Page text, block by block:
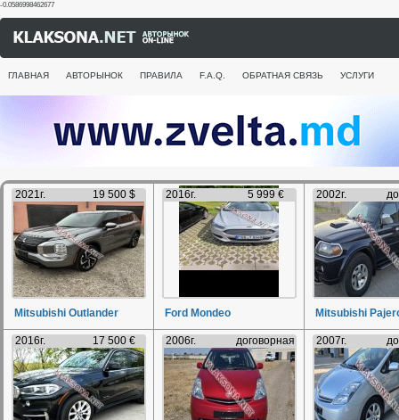
-0.0586998462677
ГЛАВНАЯ АВТОРЫНОК ПРАВИЛА F.A.Q. ОБРАТНАЯ СВЯЗЬ УСЛУГИ
2021г. 19 500 $
Mitsubishi Outlander
2016г. 5 999 €
Ford Mondeo
2002г.
Mitsubishi
2016г. 17 500 € 2006г. договорная 2007г.